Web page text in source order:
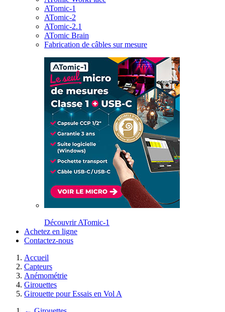
ATomic-1
ATomic-2
ATomic-2.1
ATomic Brain
Fabrication de câbles sur mesure
Découvrir ATomic-1
Achetez en ligne
Contactez-nous
Accueil
Capteurs
Anémométrie
Girouettes
Girouette pour Essais en Vol A